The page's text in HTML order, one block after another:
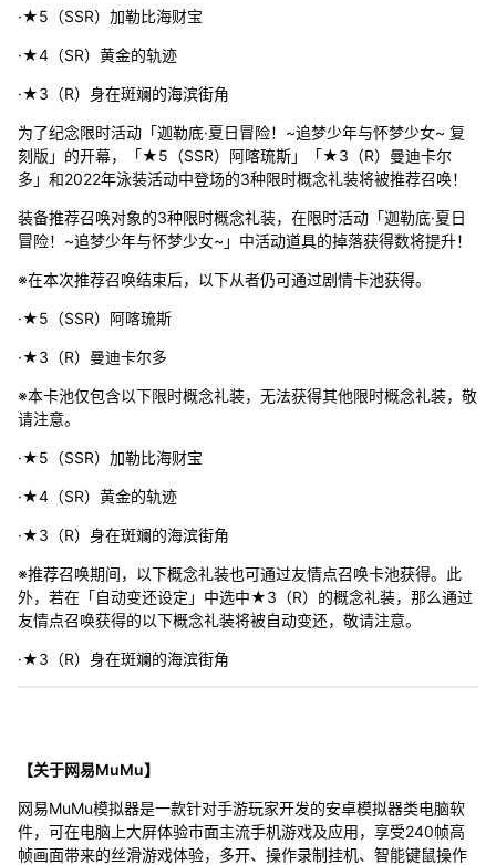
·★5（SSR）加勒比海财宝
·★4（SR）黄金的轨迹
·★3（R）身在斑斓的海滨街角
为了纪念限时活动「迦勒底·夏日冒险！~追梦少年与怀梦少女~ 复
刻版」的开幕，「★5（SSR）阿喀琉斯」「★3（R）曼迪卡尔
多」和2022年泳装活动中登场的3种限时概念礼装将被推荐召唤！
装备推荐召唤对象的3种限时概念礼装，在限时活动「迦勒底·夏日
冒险！~追梦少年与怀梦少女~」中活动道具的掉落获得数将提升！
※在本次推荐召唤结束后，以下从者仍可通过剧情卡池获得。
·★5（SSR）阿喀琉斯
·★3（R）曼迪卡尔多
※本卡池仅包含以下限时概念礼装，无法获得其他限时概念礼装，敬
请注意。
·★5（SSR）加勒比海财宝
·★4（SR）黄金的轨迹
·★3（R）身在斑斓的海滨街角
※推荐召唤期间，以下概念礼装也可通过友情点召唤卡池获得。此
外，若在「自动变还设定」中选中★3（R）的概念礼装，那么通过
友情点召唤获得的以下概念礼装将被自动变还，敬请注意。
·★3（R）身在斑斓的海滨街角
【关于网易MuMu】
网易MuMu模拟器是一款针对手游玩家开发的安卓模拟器类电脑软
件，可在电脑上大屏体验市面主流手机游戏及应用，享受240帧高
帧画面带来的丝滑游戏体验，多开、操作录制挂机、智能键鼠操作